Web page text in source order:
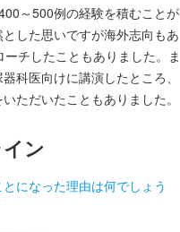
～500例の経験を積むことが
した思いですが海外志向もあ
チしたこともありました。ま
科医向けに講演したところ、
ただいたこともありました。
ン
になった理由は何でしょう